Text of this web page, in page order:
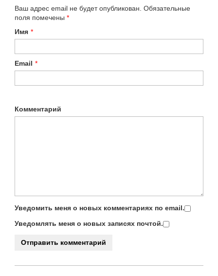
Ваш адрес email не будет опубликован. Обязательные
поля помечены *
Имя *
Email *
Комментарий
Уведомить меня о новых комментариях по email.
Уведомлять меня о новых записях почтой.